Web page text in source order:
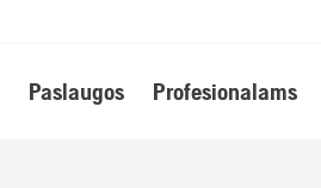
Paslaugos Profesionalams